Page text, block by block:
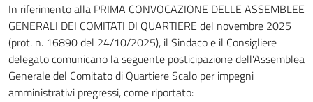
In riferimento alla PRIMA CONVOCAZIONE DELLE ASSEMBLEE
GENERALI DEI COMITATI DI QUARTIERE del novembre 2025
(prot. n. 16890 del 24/10/2025), il Sindaco e il Consigliere
delegato comunicano la seguente posticipazione dell'Assemblea
Generale del Comitato di Quartiere Scalo per impegni
amministrativi pregressi, come riportato: